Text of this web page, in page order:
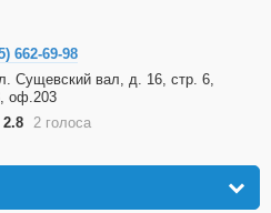
662-69-98
Сущевский вал, д. 16, стр. 6,
оф.203
2.8 2 голоса